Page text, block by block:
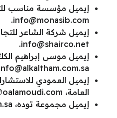
إيميل مؤسسة مناسب
info@monasib.com
.
إيميل شركة الشاعر
info@shairco.net
.
إيميل موسى إبراهيم
إيميل العمودي
العامة،
إيميل مجموعة توده،